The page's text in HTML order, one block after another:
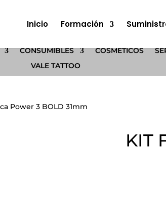
Inicio Formación
CONSUMIBLES COSMÉTICOS
VALE TATTOO
Power 3 BOLD 31mm
KIT